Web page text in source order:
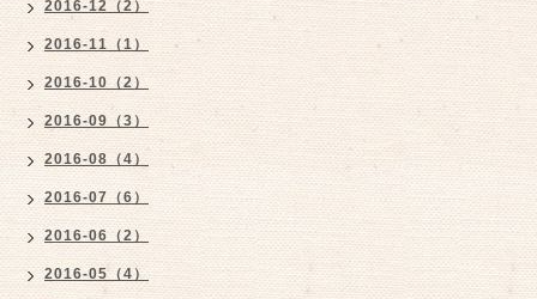
2016-12（2）
2016-11（1）
2016-10（2）
2016-09（3）
2016-08（4）
2016-07（6）
2016-06（2）
2016-05（4）